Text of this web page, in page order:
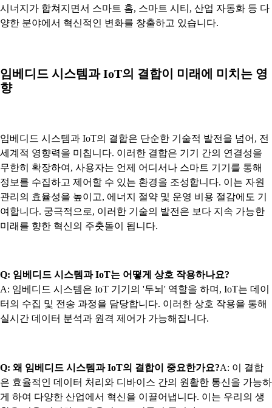
시너지가 합쳐지면서 스마트 홈, 스마트 시티, 산업 자동화 등 다
양한 분야에서 혁신적인 변화를 창출하고 있습니다.
임베디드 시스템과 IoT의 결합이 미래에 미치는 영
향
임베디드 시스템과 IoT의 결합은 단순한 기술적 발전을 넘어, 전
세계적 영향력을 미칩니다. 이러한 결합은 기기 간의 연결성을
무한히 확장하여, 사용자는 언제 어디서나 스마트 기기를 통해
정보를 수집하고 제어할 수 있는 환경을 조성합니다. 이는 자원
관리의 효율성을 높이고, 에너지 절약 및 운영 비용 절감에도 기
여합니다. 궁극적으로, 이러한 기술의 발전은 보다 지속 가능한
미래를 향한 혁신의 주춧돌이 됩니다.
Q: 임베디드 시스템과 IoT는 어떻게 상호 작용하나요?
A: 임베디드 시스템은 IoT 기기의 '두뇌' 역할을 하며, IoT는 데이
터의 수집 및 전송 과정을 담당합니다. 이러한 상호 작용을 통해
실시간 데이터 분석과 원격 제어가 가능해집니다.
Q: 왜 임베디드 시스템과 IoT의 결합이 중요한가요?A: 이 결합
은 효율적인 데이터 처리와 디바이스 간의 원활한 통신을 가능하
게 하여 다양한 산업에서 혁신을 이끌어냅니다. 이는 우리의 생